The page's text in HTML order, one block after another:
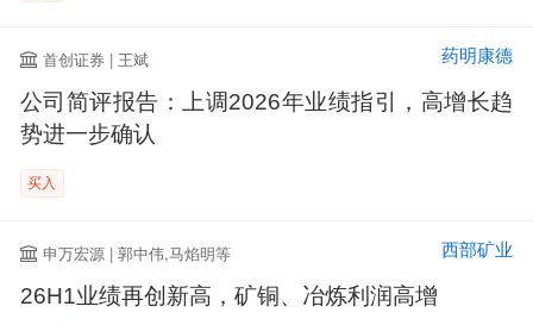
首创证券 | 王斌 药明康德
公司简评报告：上调2026年业绩指引，高增长趋
势进一步确认
买入
申万宏源 | 郭中伟,马焰明等 西部矿业
26H1业绩再创新高，矿铜、冶炼利润高增